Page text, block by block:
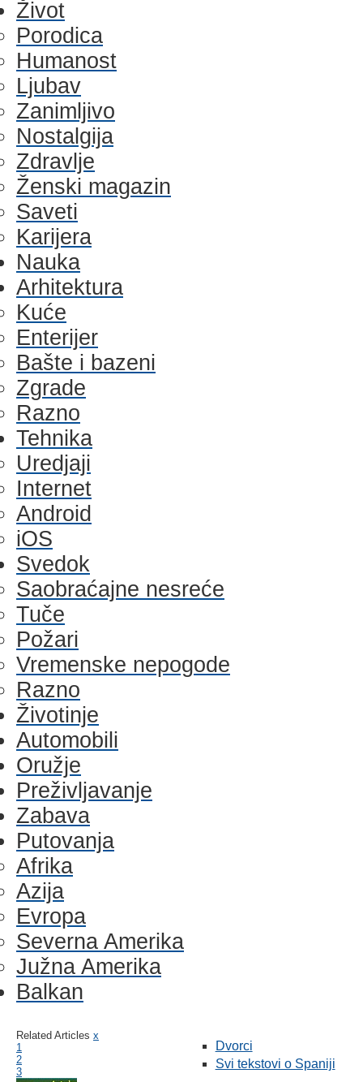
Život
Porodica
Humanost
Ljubav
Zanimljivo
Nostalgija
Zdravlje
Ženski magazin
Saveti
Karijera
Nauka
Arhitektura
Kuće
Enterijer
Bašte i bazeni
Zgrade
Razno
Tehnika
Uredjaji
Internet
Android
iOS
Svedok
Saobraćajne nesreće
Tuče
Požari
Vremenske nepogode
Razno
Životinje
Automobili
Oružje
Preživljavanje
Zabava
Putovanja
Afrika
Azija
Evropa
Severna Amerika
Južna Amerika
Balkan
Related Articles x
1
2
3
Dvorci
Svi tekstovi o Spaniji